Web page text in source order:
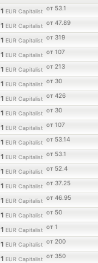
1 EUR Capitalist от 53.1
1 EUR Capitalist от 47.89
1 EUR Capitalist от 319
1 EUR Capitalist от 107
1 EUR Capitalist от 213
1 EUR Capitalist от 30
1 EUR Capitalist от 426
1 EUR Capitalist от 30
1 EUR Capitalist от 107
1 EUR Capitalist от 53.14
1 EUR Capitalist от 53.1
1 EUR Capitalist от 52.4
1 EUR Capitalist от 37.25
1 EUR Capitalist от 46.95
1 EUR Capitalist от 50
1 EUR Capitalist от 1
1 EUR Capitalist от 200
1 EUR Capitalist от 350